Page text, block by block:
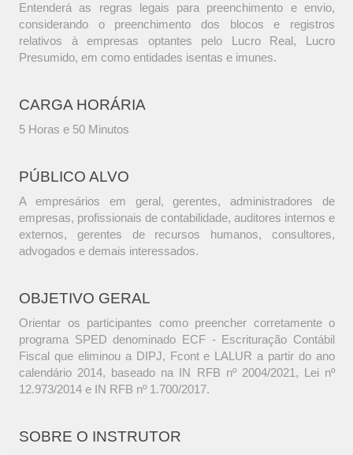
Entenderá as regras legais para preenchimento e envio,
considerando o preenchimento dos blocos e registros
relativos à empresas optantes pelo Lucro Real, Lucro
Presumido, em como entidades isentas e imunes.
CARGA HORÁRIA
5 Horas e 50 Minutos
PÚBLICO ALVO
A empresários em geral, gerentes, administradores de
empresas, profissionais de contabilidade, auditores internos e
externos, gerentes de recursos humanos, consultores,
advogados e demais interessados.
OBJETIVO GERAL
Orientar os participantes como preencher corretamente o
programa SPED denominado ECF - Escrituração Contábil
Fiscal que eliminou a DIPJ, Fcont e LALUR a partir do ano
calendário 2014, baseado na IN RFB nº 2004/2021, Lei nº
12.973/2014 e IN RFB nº 1.700/2017.
SOBRE O INSTRUTOR